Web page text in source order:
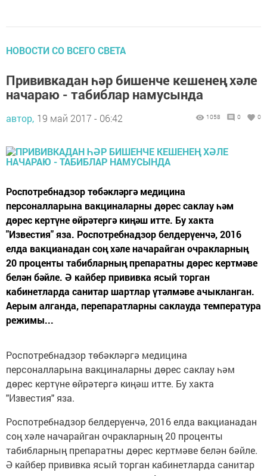
НОВОСТИ СО ВСЕГО СВЕТА
Прививкадан һәр бишенче кешенең хәле
начараю - табиблар намусында
автор, 19 май 2017 - 06:42 1058 0 0
Роспотребнадзор төбәкләргә медицина
персоналларына вакциналарны дөрес саклау һәм
дөрес кертүне өйрәтергә киңәш итте. Бу хакта
"Известия" яза. Роспотребнадзор белдерүенчә, 2016
елда вакцианадан соң хәле начарайган очракларның
20 проценты табибларның препаратны дөрес кертмәве
белән бәйле. Ә кайбер прививка ясый торган
кабинетларда санитар шартлар үтәлмәве ачыкланган.
Аерым алганда, перепаратларны саклауда температура
режимы...
Роспотребнадзор төбәкләргә медицина
персоналларына вакциналарны дөрес саклау һәм
дөрес кертүне өйрәтергә киңәш итте. Бу хакта
"Известия" яза.
Роспотребнадзор белдерүенчә, 2016 елда вакцианадан
соң хәле начарайган очракларның 20 проценты
табибларның препаратны дөрес кертмәве белән бәйле.
Ә кайбер прививка ясый торган кабинетларда санитар